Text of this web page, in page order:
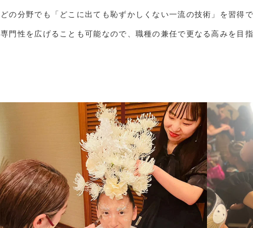
どの分野でも「どこに出ても恥ずかしくない一流の技術」を習得で
専門性を広げることも可能なので、職種の兼任で更なる高みを目